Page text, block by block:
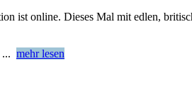
ist online. Dieses Mal mit edlen,
... mehr lesen